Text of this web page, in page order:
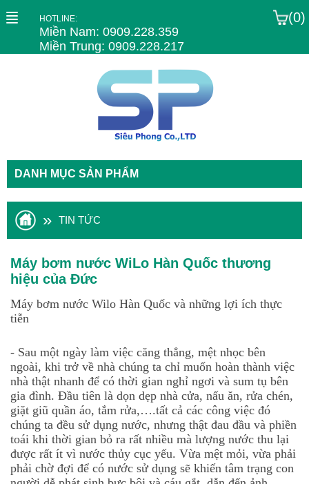
HOTLINE:
Miền Nam: 0909.228.359
Miền Trung: 0909.228.217
(0)
DANH MỤC SẢN PHẨM
» TIN TỨC
Máy bơm nước WiLo Hàn Quốc thương
hiệu của Đức
Máy bơm nước Wilo Hàn Quốc và những lợi ích thực
tiễn
- Sau một ngày làm việc căng thẳng, mệt nhọc bên
ngoài, khi trở về nhà chúng ta chỉ muốn hoàn thành việc
nhà thật nhanh để có thời gian nghỉ ngơi và sum tụ bên
gia đình. Đầu tiên là dọn dẹp nhà cửa, nấu ăn, rửa chén,
giặt giũ quần áo, tắm rửa,….tất cả các công việc đó
chúng ta đều sử dụng nước, nhưng thật đau đầu và phiền
toái khi thời gian bỏ ra rất nhiều mà lượng nước thu lại
được rất ít vì nước thủy cục yếu. Vừa mệt mỏi, vừa phải
phải chờ đợi để có nước sử dụng sẽ khiến tâm trạng con